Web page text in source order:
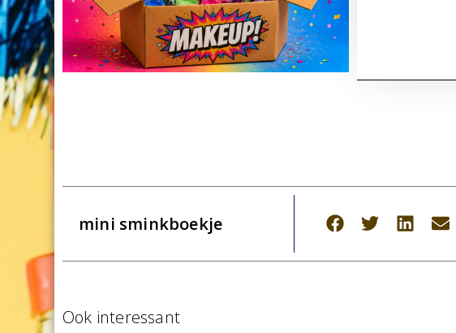
mini sminkboekje
Ook interessant